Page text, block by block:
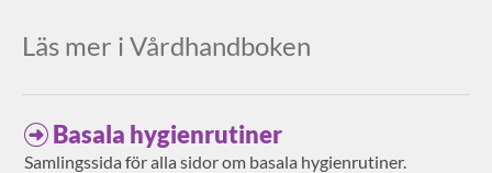
Läs mer i Vårdhandboken
Basala hygienrutiner
Samlingssida för alla sidor om basala hygienrutiner.